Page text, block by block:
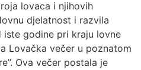
lovaca i njihovih
djelatnost i razvila
iste godine pri kraju lovne
Lovačka večer u poznatom
Ova večer postala je